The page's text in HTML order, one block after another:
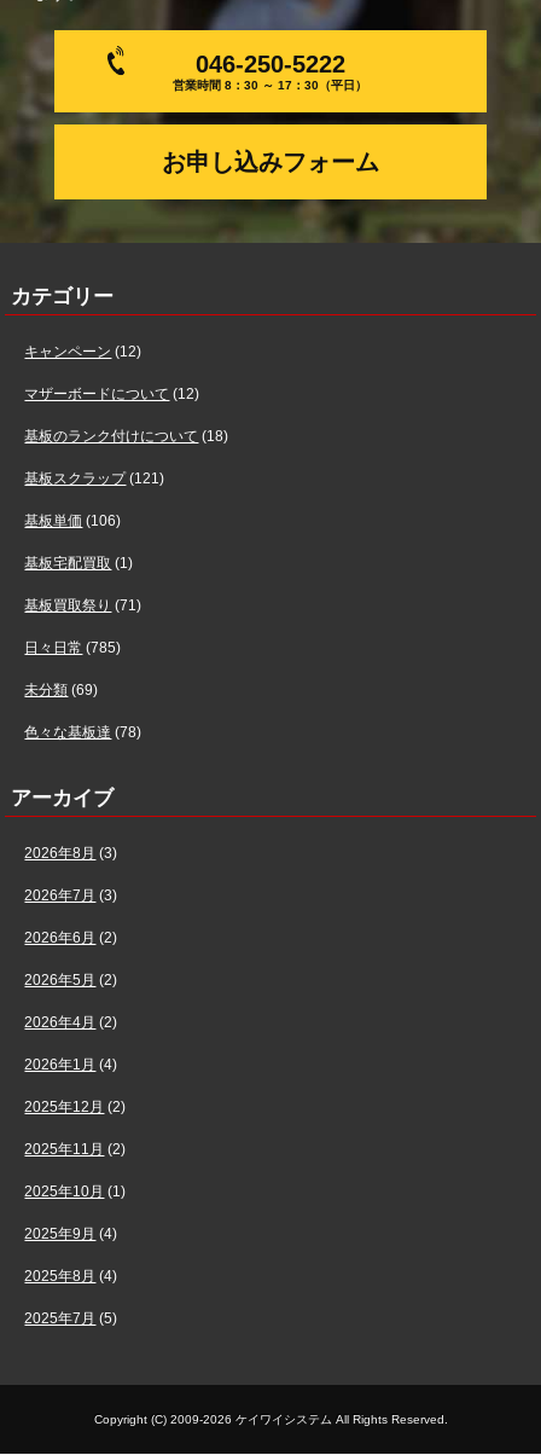
046-250-5222
営業時間 8：30 ～ 17：30（平日）
お申し込みフォーム
カテゴリー
キャンペーン (12)
マザーボードについて (12)
基板のランク付けについて (18)
基板スクラップ(121)
基板単価 (106)
基板宅配買取 (1)
基板買取祭り (71)
日々日常 (785)
未分類 (69)
色々な基板達 (78)
アーカイブ
2026年8月 (3)
2026年7月 (3)
2026年6月 (2)
2026年5月 (2)
2026年4月 (2)
2026年1月 (4)
2025年12月 (2)
2025年11月 (2)
2025年10月 (1)
2025年9月 (4)
2025年8月 (4)
2025年7月 (5)
Copyright (C) 2009-2026 ケイワイシステム All Rights Reserved.